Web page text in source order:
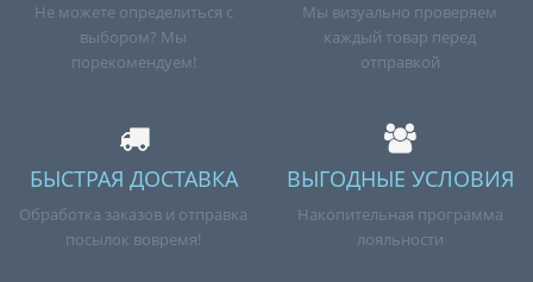
Не можете определиться с
выбором? Мы
порекомендуем!
Мы визуально проверяем
каждый товар перед
отправкой
БЫСТРАЯ ДОСТАВКА
Обработка заказов и отправка
посылок вовремя!
ВЫГОДНЫЕ УСЛОВИЯ
Накопительная программа
лояльности